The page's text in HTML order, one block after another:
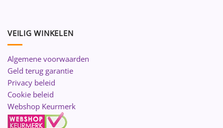
VEILIG WINKELEN
Algemene voorwaarden
Geld terug garantie
Privacy beleid
Cookie beleid
Webshop Keurmerk